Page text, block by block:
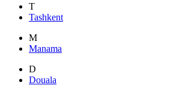
T
Tashkent
M
Manama
D
Douala